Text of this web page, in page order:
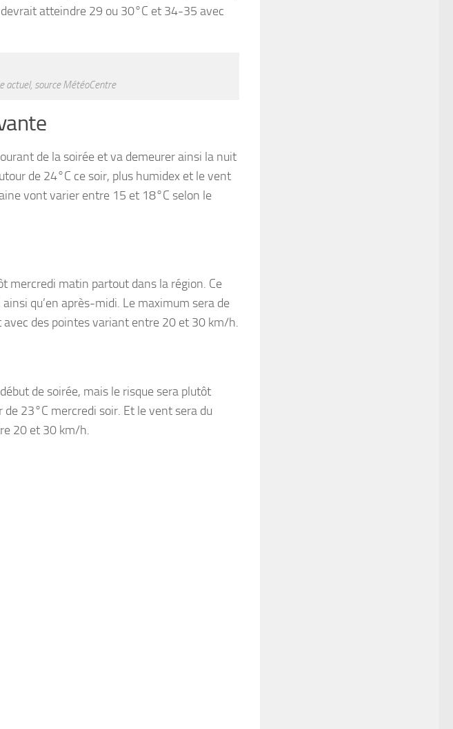
atteindre 29 ou 30°C et 34-35 avec
actuel, source MétéoCentre
de la soirée et va demeurer ainsi la nuit
de 24°C ce soir, plus humidex et le vent
vont varier entre 15 et 18°C selon le
mercredi matin partout dans la région. Ce
qu’en après-midi. Le maximum sera de
des pointes variant entre 20 et 30 km/h.
de soirée, mais le risque sera plutôt
23°C mercredi soir. Et le vent sera du
20 et 30 km/h.